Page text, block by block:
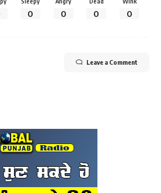
0 0 0 0
Leave a Comment